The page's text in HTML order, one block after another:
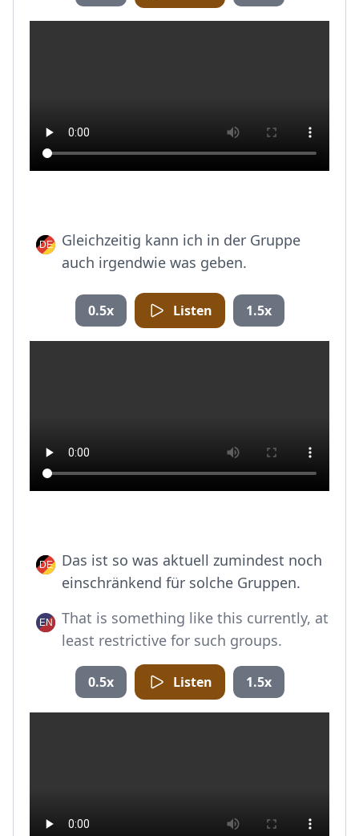
Gleichzeitig kann ich in der Gruppe
auch irgendwie was geben.
0.5x Listen 1.5x
Das ist so was aktuell zumindest noch
einschränkend für solche Gruppen.
That is something like this currently, at
least restrictive for such groups.
0.5x Listen 1.5x